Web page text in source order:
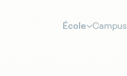
École Campus